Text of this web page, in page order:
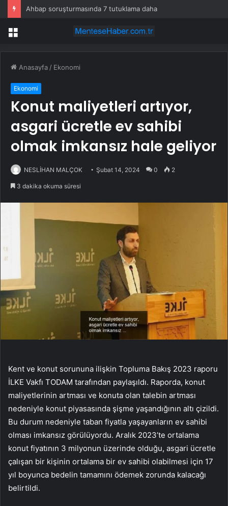
Ahbap soruşturmasında 7 tutuklama daha
Menü
Anasayfa / Ekonomi
Ekonomi
Konut maliyetleri artıyor,
asgari ücretle ev sahibi
olmak imkansız hale geliyor
NESLİHAN MALÇOK Şubat 14, 2024 0 2
3 dakika okuma süresi
Kent ve konut sorununa ilişkin Topluma Bakış 2023 raporu
İLKE Vakfı TODAM tarafından paylaşıldı. Raporda, konut
maliyetlerinin artması ve konuta olan talebin artması
nedeniyle konut piyasasında şişme yaşandığının altı çizildi.
Bu durum nedeniyle taban fiyatla yaşayanların ev sahibi
olması imkansız görülüyordu. Aralık 2023’te ortalama
konut fiyatının 3 milyonun üzerinde olduğu, asgari ücretle
çalışan bir kişinin ortalama bir ev sahibi olabilmesi için 17
yıl boyunca bedelin tamamını ödemek zorunda kalacağı
belirtildi.